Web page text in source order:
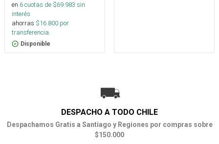
en 6cuotas de $69.983 sin
interés
ahorras $16.800 por
transferencia.
Disponible
DESPACHO A TODO CHILE
Despachamos Gratis a Santiago y Regiones por compras sobre
$150.000